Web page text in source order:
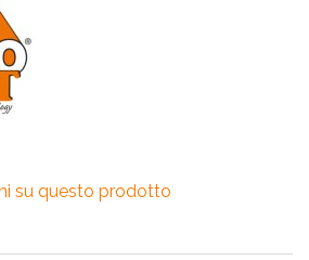
su questo prodotto